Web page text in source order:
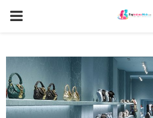
PRIMARY